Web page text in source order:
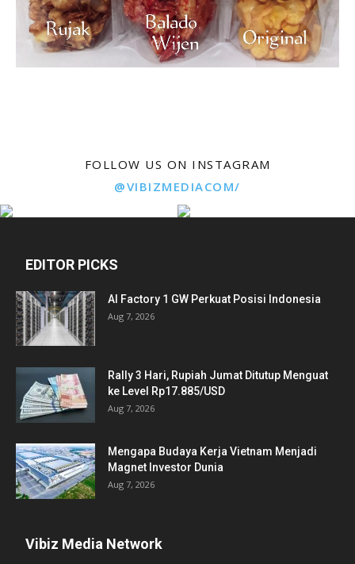
FOLLOW US ON INSTAGRAM
@VIBIZMEDIACOM/
EDITOR PICKS
AI Factory 1 GW Perkuat Posisi Indonesia
Aug 7, 2026
Rally 3 Hari, Rupiah Jumat Ditutup Menguat
ke Level Rp17.885/USD
Aug 7, 2026
Mengapa Budaya Kerja Vietnam Menjadi
Magnet Investor Dunia
Aug 7, 2026
Vibiz Media Network